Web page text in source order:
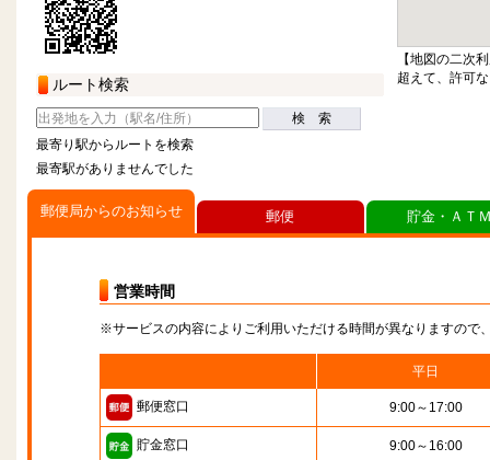
ルート検索
検 索
最寄り駅からルートを検索
最寄駅がありませんでした
【地図の二次
超えて、許可
郵便局からのお知らせ
営業時間
※サービスの内容によりご利用いただける時間が異なりますので
平日
郵便窓口 9:00～17:00
貯金窓口 9:00～16:00
郵便 貯金・ＡＴ